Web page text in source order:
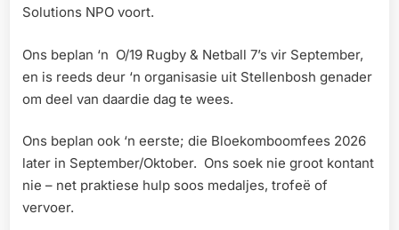
Solutions NPO voort.
Ons beplan ‘n O/19 Rugby & Netball 7’s vir September,
en is reeds deur ‘n organisasie uit Stellenbosh genader
om deel van daardie dag te wees.
Ons beplan ook ‘n eerste; die Bloekomboomfees 2026
later in September/Oktober. Ons soek nie groot kontant
nie – net praktiese hulp soos medaljes, trofeë of
vervoer.